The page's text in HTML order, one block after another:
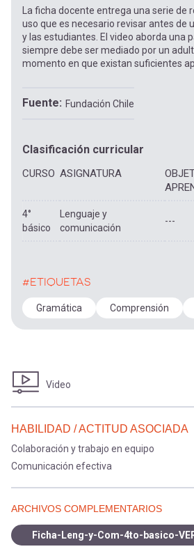
La ficha docente entrega una serie de
uso que es necesario revisar antes de
y las estudiantes. El video aborda una
siempre debe ser mediado por un
momento en que existan suficientes
Fuente Fundación Chile
Clasificación curricular
CURSO ASIGNATURA
4°
básico
Lenguaje y
comunicación
---
#ETIQUETAS
Gramática Comprensión
Video
HABILIDAD / ACTITUD ASOCIADA
Colaboración y trabajo en equipo
Comunicación efectiva
ARCHIVOS COMPLEMENTARIOS
Ficha-Leng-y-Com-4to-basico-